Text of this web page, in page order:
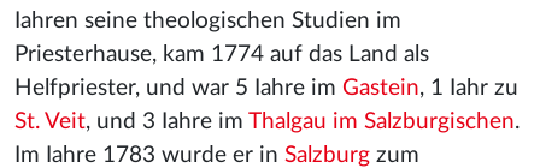
Iahren seine theologischen Studien im
Priesterhause, kam 1774 auf das Land als
Helfpriester, und war 5 Iahre im Gastein, 1 Iahr zu
St. Veit, und 3 Iahre im Thalgau im Salzburgischen.
Im Iahre 1783 wurde er in Salzburg zum